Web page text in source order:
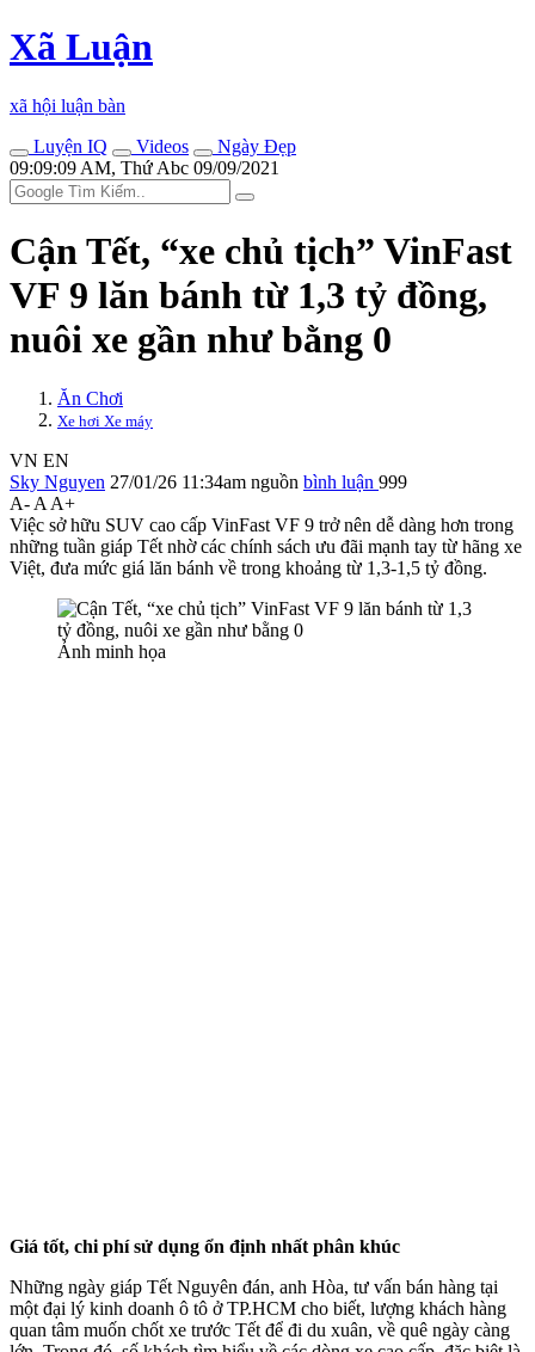
Xã Luận
xã hội luận bàn
Luyện IQ
Videos
Ngày Đẹp
09:09:09 AM, Thứ Abc 09/09/2021
Cận Tết, “xe chủ tịch” VinFast
VF 9 lăn bánh từ 1,3 tỷ đồng,
nuôi xe gần như bằng 0
Ăn Chơi
Xe hơi Xe máy
VN EN
Sky Nguyen 27/01/26 11:34am nguồn bình luận 999
A- A A+
Việc sở hữu SUV cao cấp VinFast VF 9 trở nên dễ dàng hơn trong
những tuần giáp Tết nhờ các chính sách ưu đãi mạnh tay từ hãng xe
Việt, đưa mức giá lăn bánh về trong khoảng từ 1,3-1,5 tỷ đồng.
Ảnh minh họa
Giá tốt, chi phí sử dụng ổn định nhất phân khúc
Những ngày giáp Tết Nguyên đán, anh Hòa, tư vấn bán hàng tại
một đại lý kinh doanh ô tô ở TP.HCM cho biết, lượng khách hàng
quan tâm muốn chốt xe trước Tết để đi du xuân, về quê ngày càng